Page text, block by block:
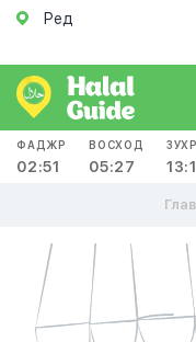
Ред
ФАДЖР
02:51
ВОСХОД
05:27
ЗУХР